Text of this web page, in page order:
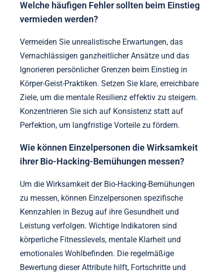
Welche häufigen Fehler sollten beim Einstieg
vermieden werden?
Vermeiden Sie unrealistische Erwartungen, das
Vernachlässigen ganzheitlicher Ansätze und das
Ignorieren persönlicher Grenzen beim Einstieg in
Körper-Geist-Praktiken. Setzen Sie klare, erreichbare
Ziele, um die mentale Resilienz effektiv zu steigern.
Konzentrieren Sie sich auf Konsistenz statt auf
Perfektion, um langfristige Vorteile zu fördern.
Wie können Einzelpersonen die Wirksamkeit
ihrer Bio-Hacking-Bemühungen messen?
Um die Wirksamkeit der Bio-Hacking-Bemühungen
zu messen, können Einzelpersonen spezifische
Kennzahlen in Bezug auf ihre Gesundheit und
Leistung verfolgen. Wichtige Indikatoren sind
körperliche Fitnesslevels, mentale Klarheit und
emotionales Wohlbefinden. Die regelmäßige
Bewertung dieser Attribute hilft, Fortschritte und